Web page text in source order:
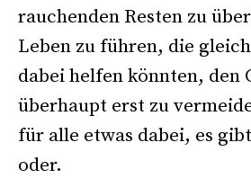
rauchenden Resten zu
Leben zu führen, die
dabei helfen könnten, den
überhaupt erst zu
für alle etwas dabei, es
oder.